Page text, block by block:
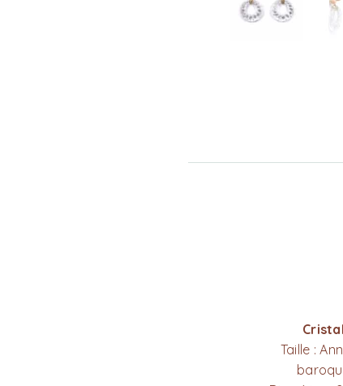
Cristal
Taille :